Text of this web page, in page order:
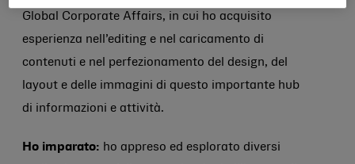
Global Corporate Affairs, in cui ho acquisito
esperienza nell’editing e nel caricamento di
contenuti e nel perfezionamento del design, del
layout e delle immagini di questo importante hub
di informazioni e attività.
Ho imparato: ho appreso ed esplorato diversi